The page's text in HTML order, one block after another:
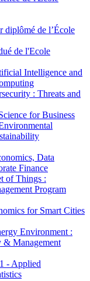
diplômé de l’École
de l'Ecole
Intelligence and
: Threats and
for Business
Data
Finance
of Things :
Program
for Smart Cities
Environment :
& Management
- Applied